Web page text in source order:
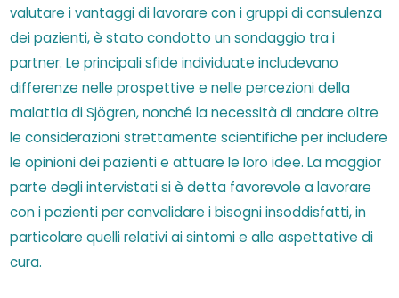
valutare i vantaggi di lavorare con i gruppi di consulenza
dei pazienti, è stato condotto un sondaggio tra i
partner. Le principali sfide individuate includevano
differenze nelle prospettive e nelle percezioni della
malattia di Sjögren, nonché la necessità di andare oltre
le considerazioni strettamente scientifiche per includere
le opinioni dei pazienti e attuare le loro idee. La maggior
parte degli intervistati si è detta favorevole a lavorare
con i pazienti per convalidare i bisogni insoddisfatti, in
particolare quelli relativi ai sintomi e alle aspettative di
cura.